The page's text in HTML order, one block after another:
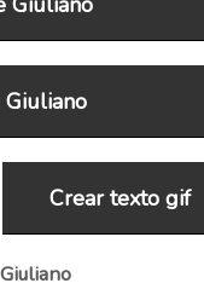
Crear texto gif